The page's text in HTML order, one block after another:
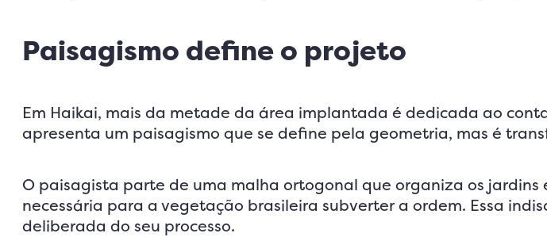
Paisagismo define o projeto
Em Haikai, mais da metade da área implantada é dedicada ao
apresenta um paisagismo que se define pela geometria, mas é
O paisagista parte de uma malha ortogonal que organiza os jardins
necessária para a vegetação brasileira subverter a ordem. Essa
deliberada do seu processo.